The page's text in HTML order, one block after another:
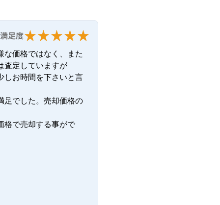
満足度
な価格ではなく、また
査定していますが
しお時間を下さいと言
足でした。売却価格の
格で売却する事がで